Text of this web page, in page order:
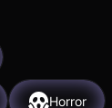
Horror